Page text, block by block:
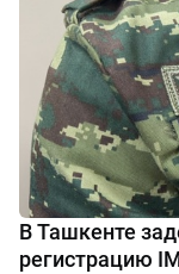
В Ташкенте
регистрацию